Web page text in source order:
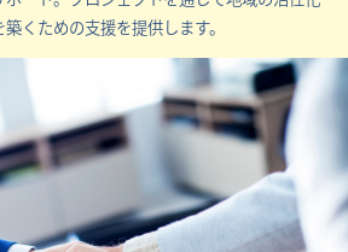
くための支援を提供します。